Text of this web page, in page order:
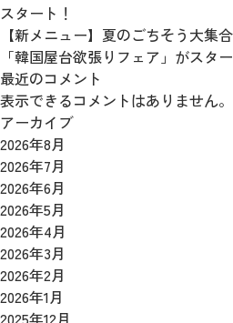
スタート！
【新メニュー】夏のごちそう大集合
「韓国屋台欲張りフェア」がスタ
最近のコメント
表示できるコメントはありません。
アーカイブ
2026年8月
2026年7月
2026年6月
2026年5月
2026年4月
2026年3月
2026年2月
2026年1月
2025年12月